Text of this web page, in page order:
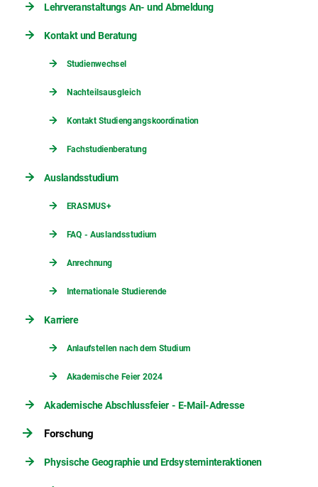
Lehrveranstaltungs An- und Abmeldung
Kontakt und Beratung
Studienwechsel
Nachteilsausgleich
Kontakt Studiengangskoordination
Fachstudienberatung
Auslandsstudium
ERASMUS+
FAQ - Auslandsstudium
Anrechnung
Internationale Studierende
Karriere
Anlaufstellen nach dem Studium
Akademische Feier 2024
Akademische Abschlussfeier - E-Mail-Adresse
Forschung
Physische Geographie und Erdsysteminteraktionen